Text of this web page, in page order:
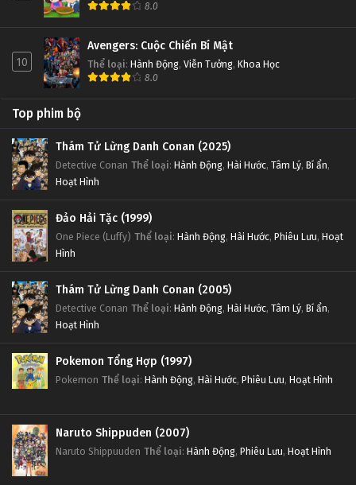
8.0
10
Avengers: Cuộc Chiến Bí Mật
Thể loại: Hành Động, Viễn Tưởng, Khoa Học
8.0
Top phim bộ
Thám Tử Lừng Danh Conan (2025)
Detective Conan Thể loại: Hành Động, Hài Hước, Tâm Lý, Bí ẩn,
Hoạt Hình
Đảo Hải Tặc (1999)
One Piece (Luffy) Thể loại: Hành Động, Hài Hước, Phiêu Lưu, Hoạt
Hình
Thám Tử Lừng Danh Conan (2005)
Detective Conan Thể loại: Hành Động, Hài Hước, Tâm Lý, Bí ẩn,
Hoạt Hình
Pokemon Tổng Hợp (1997)
Pokemon Thể loại: Hành Động, Hài Hước, Phiêu Lưu, Hoạt Hình
Naruto Shippuden (2007)
Naruto Shippuuden Thể loại: Hành Động, Phiêu Lưu, Hoạt Hình